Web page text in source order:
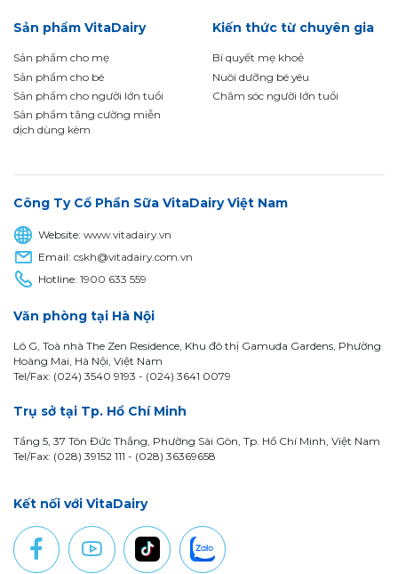
Sản phẩm VitaDairy
Sản phẩm cho mẹ
Sản phẩm cho bé
Sản phẩm cho người lớn tuổi
Sản phẩm tăng cường miễn
dịch dùng kèm
Kiến thức từ chuyên gia
Bí quyết mẹ khoẻ
Nuôi dưỡng bé yêu
Chăm sóc người lớn tuổi
Công Ty Cổ Phần Sữa VitaDairy Việt Nam
Website:www.vitadairy.vn
Email:cskh@vitadairy.com.vn
Hotline:1900 633 559
Văn phòng tại Hà Nội
Lô G, Toà nhà The Zen Residence, Khu đô thị Gamuda Gardens, Phường
Hoàng Mai, Hà Nội, Việt Nam
Tel/Fax: (024) 3540 9193 - (024) 3641 0079
Trụ sở tại Tp. Hồ Chí Minh
Tầng 5, 37 Tôn Đức Thắng, Phường Sài Gòn, Tp. Hồ Chí Minh, Việt Nam
Tel/Fax: (028) 39152 111 - (028) 36369658
Kết nối với VitaDairy